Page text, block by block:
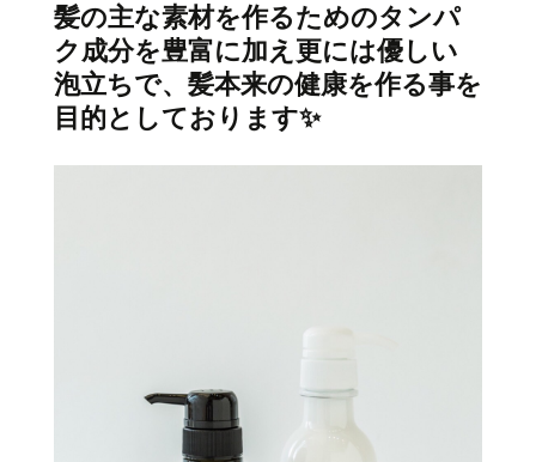
髪の主な素材を作るためのタンパ
ク成分を豊富に加え更には優しい
泡立ちで、髪本来の健康を作る事を
目的としております✨